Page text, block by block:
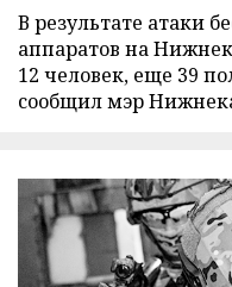
В результате атаки
аппаратов на
12 человек, еще 39
сообщил мэр